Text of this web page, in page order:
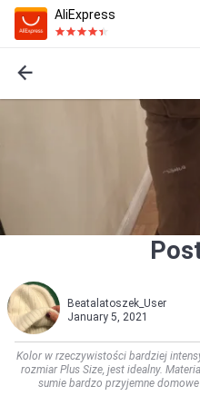
AliExpress
Beatalatoszek_User
January 5, 2021
Kolor w rzeczywistości bardziej
rozmiar Plus Size, jest idealny.
sumie bardzo przyjemne